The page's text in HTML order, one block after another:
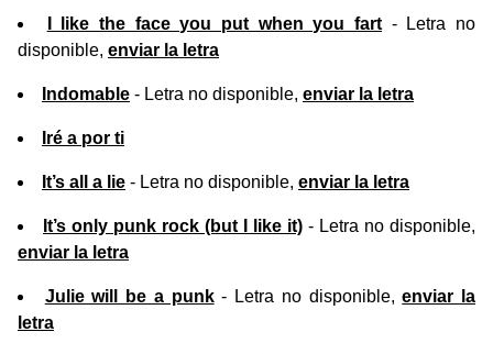
I like the face you put when you fart - Letra no
disponible, enviar la letra
Indomable - Letra no disponible, enviar la letra
Iré a por ti
It’s all a lie - Letra no disponible, enviar la letra
It’s only punk rock (but I like it) - Letra no disponible,
enviar la letra
Julie will be a punk- Letra no disponible,enviar la
letra